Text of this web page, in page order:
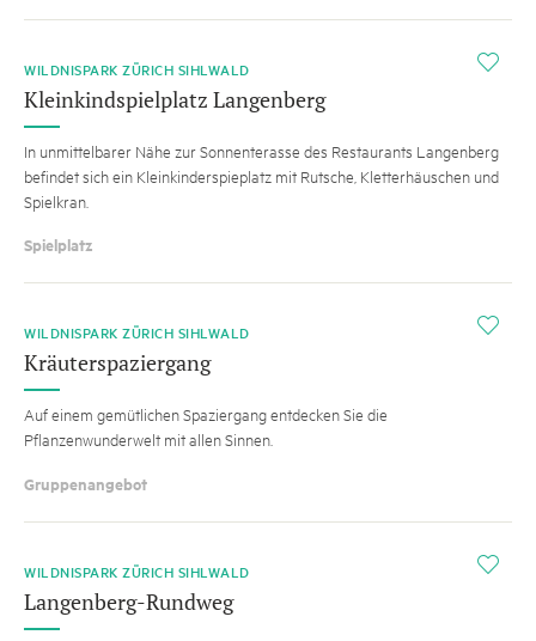
i
WILDNISPARK ZÜRICH SIHLWALD
Kleinkindspielplatz Langenberg
In unmittelbarer Nähe zur Sonnenterasse des Restaurants Langenberg
befindet sich ein Kleinkinderspieplatz mit Rutsche, Kletterhäuschen und
Spielkran.
Spielplatz
i
WILDNISPARK ZÜRICH SIHLWALD
Kräuterspaziergang
Auf einem gemütlichen Spaziergang entdecken Sie die
Pflanzenwunderwelt mit allen Sinnen.
Gruppenangebot
i
WILDNISPARK ZÜRICH SIHLWALD
Langenberg-Rundweg